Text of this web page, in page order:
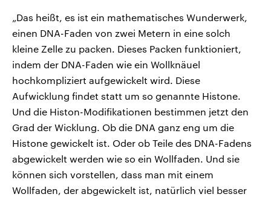
„Das heißt, es ist ein mathematisches Wunderwerk,
einen DNA-Faden von zwei Metern in eine solch
kleine Zelle zu packen. Dieses Packen funktioniert,
indem der DNA-Faden wie ein Wollknäuel
hochkompliziert aufgewickelt wird. Diese
Aufwicklung findet statt um so genannte Histone.
Und die Histon-Modifikationen bestimmen jetzt den
Grad der Wicklung. Ob die DNA ganz eng um die
Histone gewickelt ist. Oder ob Teile des DNA-Fadens
abgewickelt werden wie so ein Wollfaden. Und sie
können sich vorstellen, dass man mit einem
Wollfaden, der abgewickelt ist, natürlich viel besser